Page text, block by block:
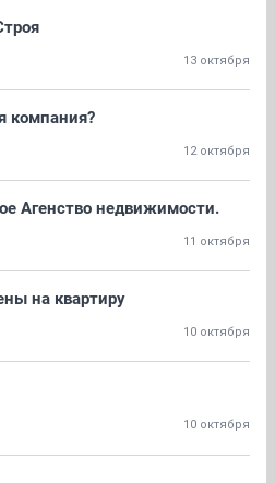
13 октября
компания?
12 октября
Агенство недвижимости.
11 октября
на квартиру
10 октября
10 октября